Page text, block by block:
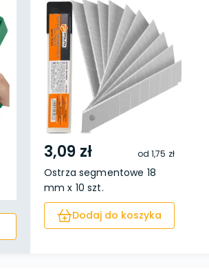
3,09 zł od1,75 zł
Ostrza segmentowe 18
mm x 10 szt.
Dodaj do koszyka